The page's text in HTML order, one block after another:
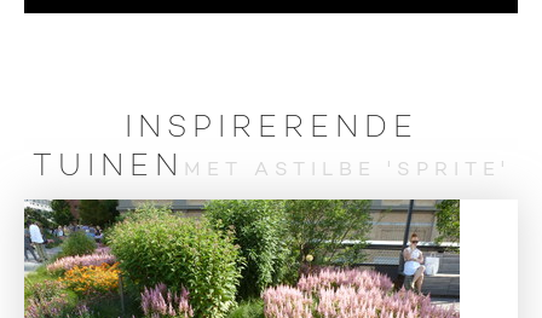
INSPIRERENDE
TUINEN
MET ASTILBE 'SPRITE'